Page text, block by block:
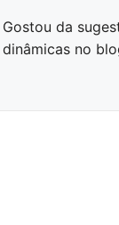
Gostou da
dinâmicas no